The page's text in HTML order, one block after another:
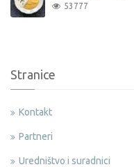
53777
Stranice
Kontakt
Partneri
Uredništvo i suradnici